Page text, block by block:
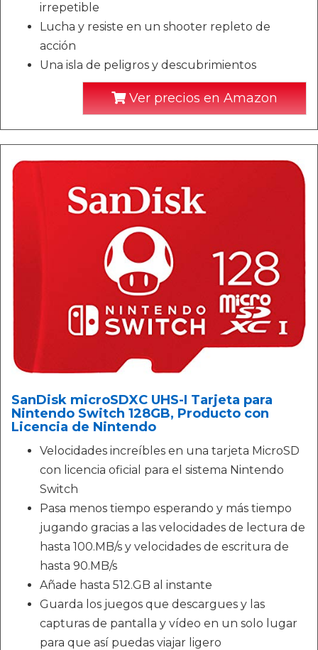
irrepetible
Lucha y resiste en un shooter repleto de
acción
Una isla de peligros y descubrimientos
Ver precios en Amazon
SanDisk microSDXC UHS-I Tarjeta para
Nintendo Switch 128GB, Producto con
Licencia de Nintendo
Velocidades increíbles en una tarjeta MicroSD
con licencia oficial para el sistema Nintendo
Switch
Pasa menos tiempo esperando y más tiempo
jugando gracias a las velocidades de lectura de
hasta 100.MB/s y velocidades de escritura de
hasta 90.MB/s
Añade hasta 512.GB al instante
Guarda los juegos que descargues y las
capturas de pantalla y vídeo en un solo lugar
para que así puedas viajar ligero